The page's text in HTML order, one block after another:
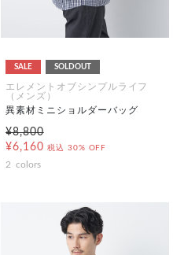
SALE SOLDOUT
エレメントオブシンプルライフ
（メンズ）
異素材ミニショルダーバッグ
¥8,800
¥6,160 税込 30% OFF
2 colors